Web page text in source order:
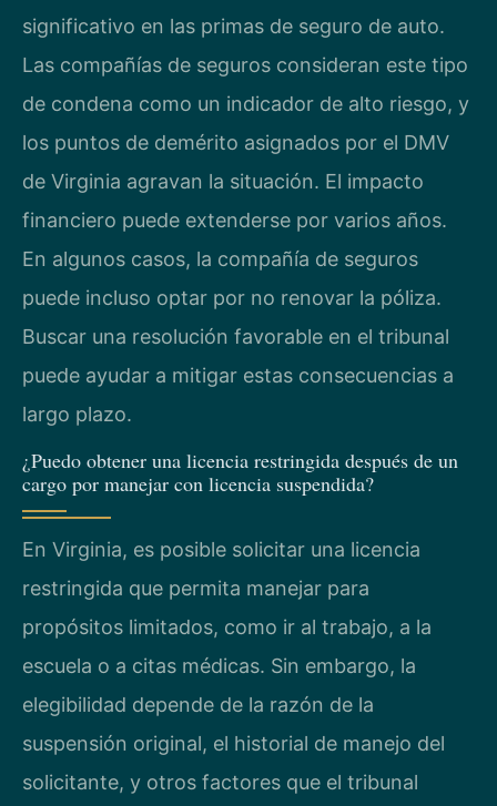
significativo en las primas de seguro de auto.
Las compañías de seguros consideran este tipo
de condena como un indicador de alto riesgo, y
los puntos de demérito asignados por el DMV
de Virginia agravan la situación. El impacto
financiero puede extenderse por varios años.
En algunos casos, la compañía de seguros
puede incluso optar por no renovar la póliza.
Buscar una resolución favorable en el tribunal
puede ayudar a mitigar estas consecuencias a
largo plazo.
¿Puedo obtener una licencia restringida después de un
cargo por manejar con licencia suspendida?
En Virginia, es posible solicitar una licencia
restringida que permita manejar para
propósitos limitados, como ir al trabajo, a la
escuela o a citas médicas. Sin embargo, la
elegibilidad depende de la razón de la
suspensión original, el historial de manejo del
solicitante, y otros factores que el tribunal